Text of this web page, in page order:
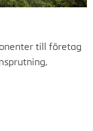
till företag